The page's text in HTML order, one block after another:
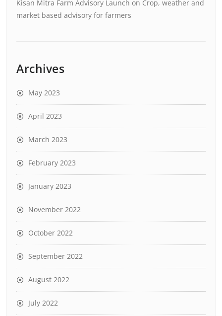
Kisan Mitra Farm Advisory Launch on Crop, weather and
market based advisory for farmers
Archives
May 2023
April 2023
March 2023
February 2023
January 2023
November 2022
October 2022
September 2022
August 2022
July 2022